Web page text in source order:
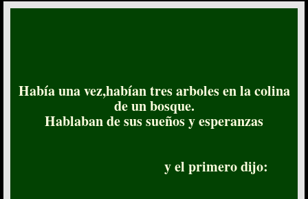
Había una vez,habían tres arboles en la colina
de un bosque.
Hablaban de sus sueños y esperanzas
y el primero dijo: